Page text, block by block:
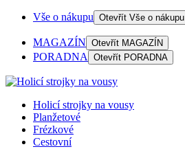
Vše o nákupu Otevřít Vše o nákupu
MAGAZÍN Otevřít MAGAZÍN
PORADNA Otevřít PORADNA
Holicí strojky na vousy
Planžetové
Frézkové
Cestovní